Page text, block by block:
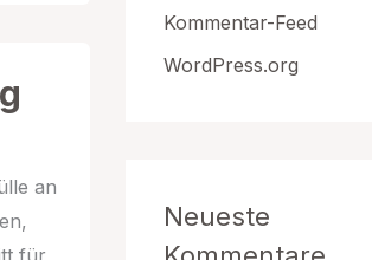
an
Kommentar-Feed
WordPress.org
Neueste